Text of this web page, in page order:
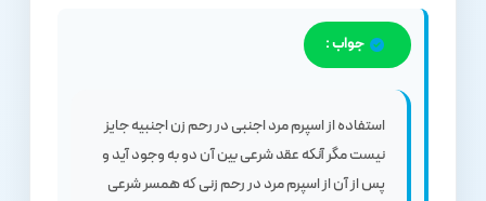
جواب :
استفاده از اسپرم مرد اجنبی در رحم زن اجنبیه جایز
نیست مگر آنکه عقد شرعی بین آن دو به وجود آید و
پس از آن از اسپرم مرد در رحم زنی که همسر شرعی